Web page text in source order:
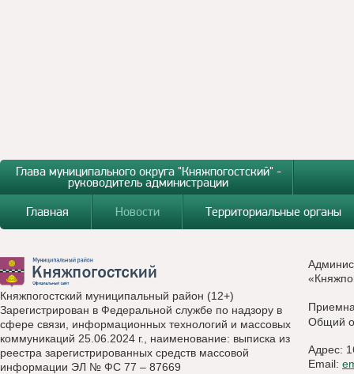
Глава муниципального округа "Княжпогостский" -
руководитель администрации
Главная
Новости Территориальные органы
Княжпогостский муниципальный район (12+)
Зарегистрирован в Федеральной службе по надзору в
сфере связи, информационных технологий и массовых
коммуникаций 25.06.2024 г., наименование: выписка из
реестра зарегистрированных средств массовой
информации ЭЛ № ФС 77 – 87669
Общий
Адрес:
Email: